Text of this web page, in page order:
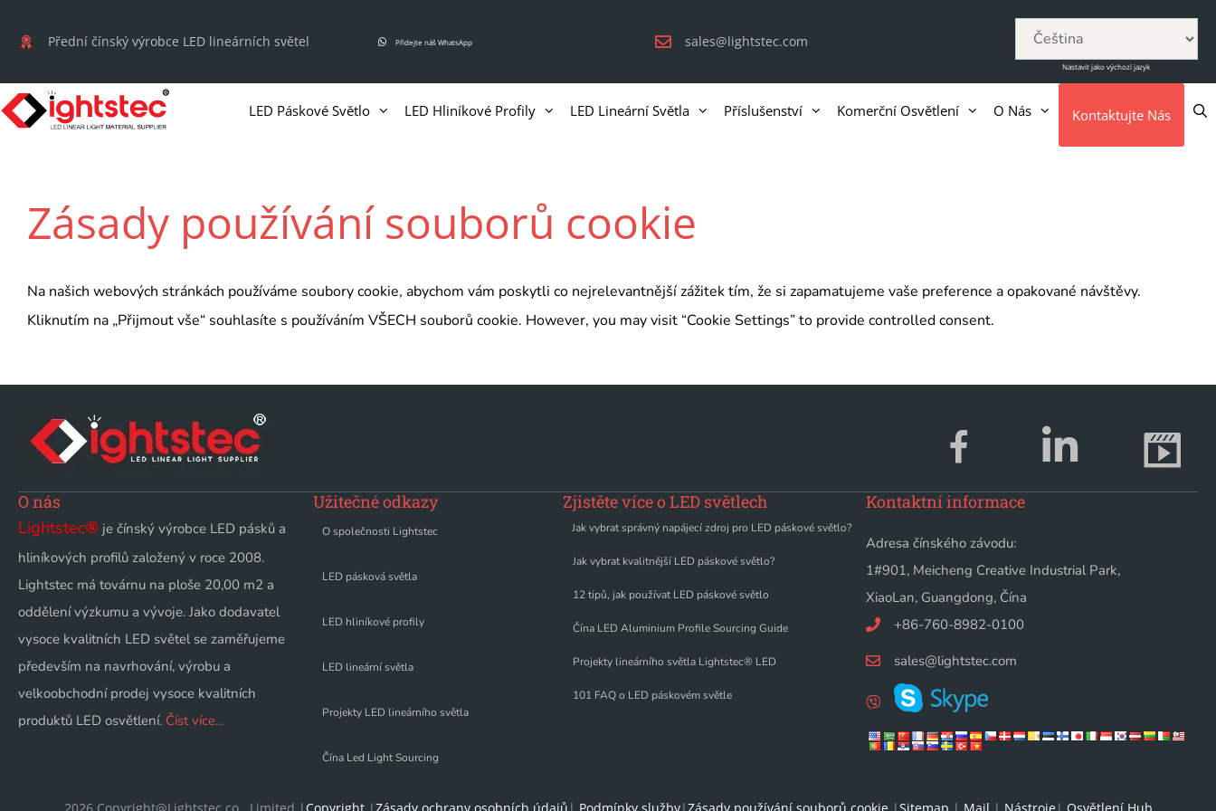
Přední čínský výrobce LED lineárních světel Přidejte náš WhatsApp sales@lightstec.com
Nastavit jako výchozí jazyk
LED Páskové Světlo LED Hliníkové Profily LED Lineární Světla Příslušenství Komerční Osvětlení O Nás Kontaktujte Nás
Zásady používání souborů cookie
Na našich webových stránkách používáme soubory cookie, abychom vám poskytli co nejrelevantnější zážitek tím, že si zapamatujeme vaše preference a opakované návštěvy.
Kliknutím na „Přijmout vše“ souhlasíte s používáním VŠECH souborů cookie. However, you may visit “Cookie Settings” to provide controlled consent.
O nás
Lightstec® je čínský výrobce LED pásků a
hliníkových profilů založený v roce 2008.
Lightstec má továrnu na ploše 20,00 m2 a
oddělení výzkumu a vývoje. Jako dodavatel
vysoce kvalitních LED světel se zaměřujeme
především na navrhování, výrobu a
velkoobchodní prodej vysoce kvalitních
produktů LED osvětlení. Číst více...
Užitečné odkazy
O společnosti Lightstec
LED pásková světla
LED hliníkové profily
LED lineární světla
Projekty LED lineárního světla
Čína Led Light Sourcing
Zjistěte více o LED světlech
Jak vybrat správný napájecí zdroj pro LED páskové světlo?
Jak vybrat kvalitnější LED páskové světlo?
12 tipů, jak používat LED páskové světlo
Čína LED Aluminium Profile Sourcing Guide
Projekty lineárního světla Lightstec® LED
101 FAQ o LED páskovém světle
Kontaktní informace
Adresa čínského závodu:
1#901, Meicheng Creative Industrial Park,
XiaoLan, Guangdong, Čína
+86-760-8982-0100
sales@lightstec.com